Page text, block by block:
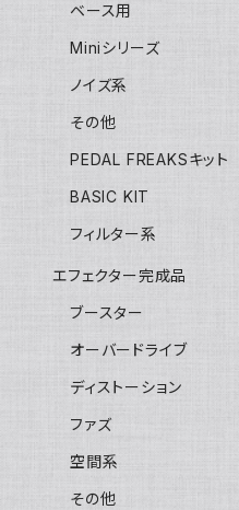
ベース用
Miniシリーズ
ノイズ系
その他
PEDAL FREAKSキット
BASIC KIT
フィルター系
エフェクター完成品
ブースター
オーバードライブ
ディストーション
ファズ
空間系
その他